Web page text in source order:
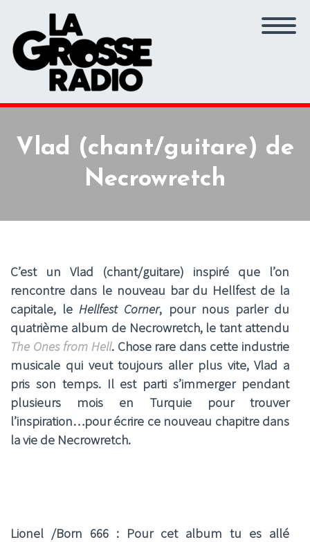
Vlad (chant/guitare) de
Necrowretch
C’est un Vlad (chant/guitare) inspiré que l’on
rencontre dans le nouveau bar du Hellfest de la
capitale, leHellfest Corner, pour nous parler du
quatrième album de Necrowretch, le tant attendu
The Ones from Hell. Chose rare dans cette industrie
musicale qui veut toujours aller plus vite, Vlad a
pris son temps. Il est parti s’immerger pendant
plusieurs mois en Turquie pour trouver
l’inspiration…pour écrire ce nouveau chapitre dans
la vie de Necrowretch.
Lionel /Born 666 : Pour cet album tu es allé